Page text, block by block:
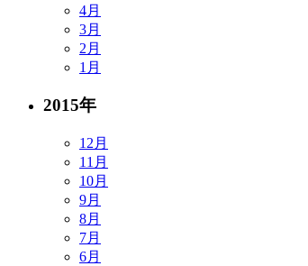
4月
3月
2月
1月
2015年
12月
11月
10月
9月
8月
7月
6月